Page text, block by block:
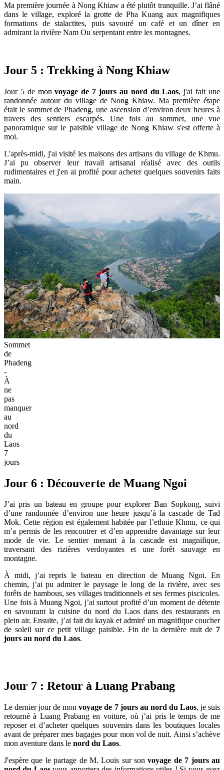
Ma première journée à Nong Khiaw a été plutôt tranquille. J’ai flâné
dans le village, exploré la grotte de Pha Kuang aux magnifiques
formations de stalactites, puis savouré un café et un dîner en
admirant la rivière Nam Ou serpentant entre les montagnes.
Jour 5 : Trekking à Nong Khiaw
Jour 5 de monvoyage de 7 jours au nord du Laos, j'ai fait une
randonnée autour du village de Nong Khiaw. Ma première étape
était le sommet de Phadeng, une ascension d’environ deux heures à
travers des sentiers escarpés. Une fois au sommet, une vue
panoramique sur le paisible village de Nong Khiaw s'est offerte à
moi.
L'après-midi, j'ai visité les maisons des artisans du village de Khmu.
J’ai pu observer leur travail artisanal réalisé avec des outils
rudimentaires et j'en ai profité pour acheter quelques souvenirs faits
main.
Sommet
de
Phadeng
-
À
ne
pas
manquer
au
nord
du
Laos
7
jours
Jour 6 : Découverte de Muang Ngoi
J’ai pris un bateau en groupe pour explorer Ban Sopkong, suivi
d’une randonnée d’environ une heure jusqu’à la cascade de Tad
Mok. Cette région est également habitée par l’ethnie Khmu, ce qui
m’a permis de les rencontrer et d’en apprendre davantage sur leur
mode de vie. Le sentier menant à la cascade est magnifique,
traversant des rizières verdoyantes et une forêt sauvage en
montagne.
À midi, j’ai repris le bateau en direction de Muang Ngoi. En
chemin, j’ai pu admirer le paysage le long de la rivière, avec ses
forêts de bambous, ses villages traditionnels et ses fermes piscicoles.
Une fois à Muang Ngoi, j’ai surtout profité d’un moment de détente
en savourant la cuisine du nord du Laos dans des restaurants en
plein air. Ensuite, j’ai fait du kayak et admiré un magnifique coucher
de soleil sur ce petit village paisible. Fin de la dernière nuit de 7
jours au nord du Laos.
Jour 7 : Retour à Luang Prabang
Le dernier jour de monvoyage de 7 jours au nord du Laos, je suis
retourné à Luang Prabang en voiture, où j’ai pris le temps de me
reposer et d’acheter quelques souvenirs dans les boutiques locales
avant de préparer mes bagages pour mon vol de nuit. Ainsi s’achève
mon aventure dans le nord du Laos.
J'espère que le partage de M. Louis sur sonvoyage de 7 jours au